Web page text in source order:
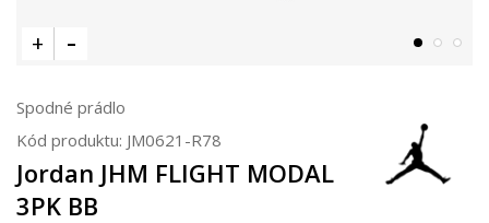
Spodné prádlo
Kód produktu: JM0621-R78
Jordan JHM FLIGHT MODAL
3PK BB